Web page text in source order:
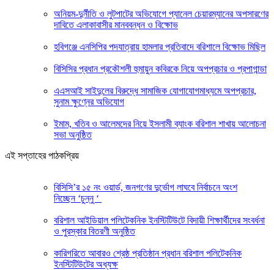
অনিয়ম-দুর্নীতি ও লুটপাটের অভিযোগে প্যানেল চেয়ারম্যানের অপসারণের
দাবিতে এলাকাবাসীর মানববন্ধন ও বিক্ষোভ
হবিগঞ্জে এনসিপির পদযাত্রায় হামলার প্রতিবাদে বরিশালে বিক্ষোভ মিছিল
বিসিসির প্রধান প্রকৌশলী হুমায়ুন কবিরকে নিয়ে অপপ্রচার ও প্রপাগান্ডা
এএসআই সাইদুলের বিরুদ্ধে সামাজিক যোগাযোগমাধ্যমে অপপ্রচার,
সুনাম ক্ষুণ্নের অভিযোগ
ইমাম, খতিব ও আলেমদের নিয়ে ইসলামী ব্যাংক বরিশাল শাখায় আলোচনা
সভা অনুষ্ঠিত
এই সপ্তাহের পাঠকপ্রিয়
বিসিসি’র ১৫ নং ওয়ার্ড, জনগণের দুর্ভোগ লাঘবে নির্বাচনে অংশ
নিচ্ছেন ‘চুন্নু ‘
বরিশাল আইডিয়াল পলিটেকনিক ইনস্টিটিউটে বিদায়ী শিক্ষার্থীদের সংবর্ধনা
ও পুরস্কার বিতরণী অনুষ্ঠিত
কারিগরিতে আবারও শ্রেষ্ঠ প্রতিষ্ঠান প্রধান বরিশাল পলিটেকনিক
ইনস্টিটিউটের অধ্যক্ষ